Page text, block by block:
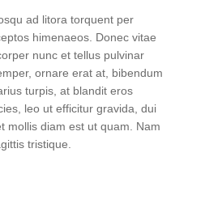
ad litora torquent per
himenaeos. Donec vitae
nunc et tellus pulvinar
ornare erat at, bibendum
turpis, at blandit eros
leo ut efficitur gravida, dui
mollis diam est ut quam. Nam
tristique.